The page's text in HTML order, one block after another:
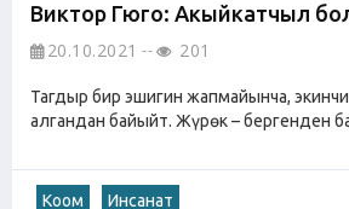
Виктор Гюго: Акыйкатчыл
20.10.2021 201
Тагдыр бир эшигин жапмайынча,
алгандан байыйт. Жүрөк – бергенден
Коом Инсанат